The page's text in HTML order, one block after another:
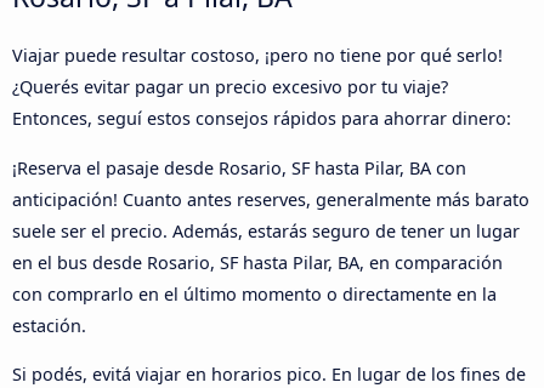
Viajar puede resultar costoso, ¡pero no tiene por qué serlo!
¿Querés evitar pagar un precio excesivo por tu viaje?
Entonces, seguí estos consejos rápidos para ahorrar dinero:
¡Reserva el pasaje desde Rosario, SF hasta Pilar, BA con
anticipación! Cuanto antes reserves, generalmente más barato
suele ser el precio. Además, estarás seguro de tener un lugar
en el bus desde Rosario, SF hasta Pilar, BA, en comparación
con comprarlo en el último momento o directamente en la
estación.
Si podés, evitá viajar en horarios pico. En lugar de los fines de